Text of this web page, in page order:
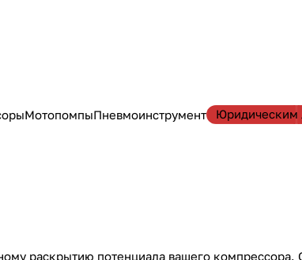
МотопомпыПневмоинструмент Юридическим
раскрытию потенциала вашего